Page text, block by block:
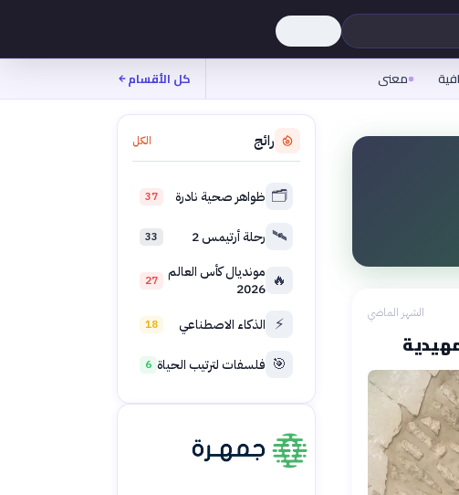
معنى كل الأقسام
الشهر الماضي
رائج الكل
🗂️ ظواهر صحية نادرة 37
🛰️ رحلة أرتيمس 2 33
🔥 مونديال كأس العالم
2026
27
⚡ الذكاء الاصطناعي 18
🎯 فلسفات لترتيب الحياة 6